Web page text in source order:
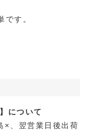
す。
について
×、翌営業日後出荷